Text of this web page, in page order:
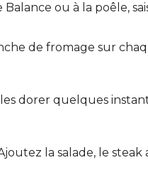
ou à la poêle,
de fromage sur
dorer quelques
la salade, le